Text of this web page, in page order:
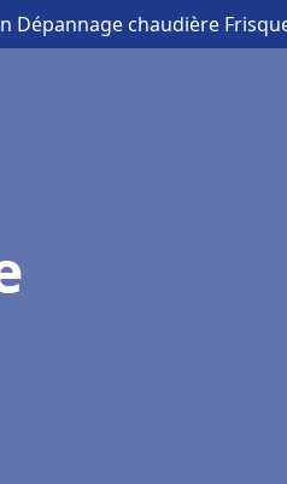
Dépannage chaudière